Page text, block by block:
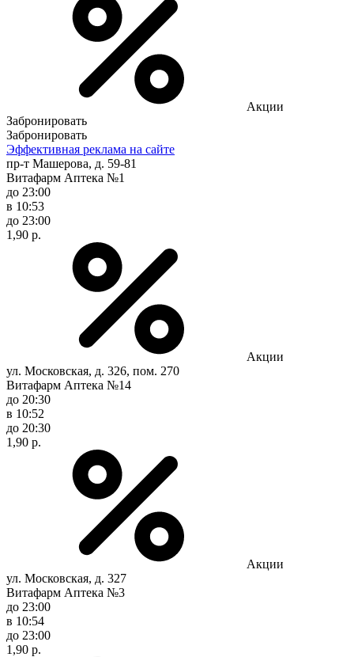
Акции
Забронировать
Забронировать
Эффективная реклама на сайте
пр-т Машерова, д. 59-81
Витафарм Аптека №1
до 23:00
в 10:53
до 23:00
1,90 р.
Акции
ул. Московская, д. 326, пом. 270
Витафарм Аптека №14
до 20:30
в 10:52
до 20:30
1,90 р.
Акции
ул. Московская, д. 327
Витафарм Аптека №3
до 23:00
в 10:54
до 23:00
1,90 р.